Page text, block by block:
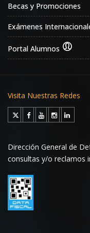
Becas y Promociones
Exámenes
Portal Alumnos
Visita Nuestras Redes
Dirección General de
consultas y/o reclamos